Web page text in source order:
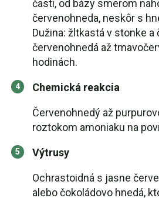
časti, od bázy smerom
červenohneda, neskôr s
Dužina: žltkastá v stonke a
červenohnedá až
hodinách.
Chemická reakcia
Červenohnedý až
roztokom amoniaku na
Výtrusy
Ochrastoidná s jasne
alebo čokoládovo hnedá,